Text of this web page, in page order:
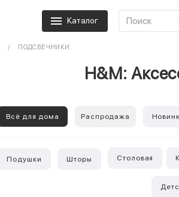
Каталог
ПОДСВЕЧНИКИ
H&M:
Всё для дома Распродажа
Подушки Шторы Столовая